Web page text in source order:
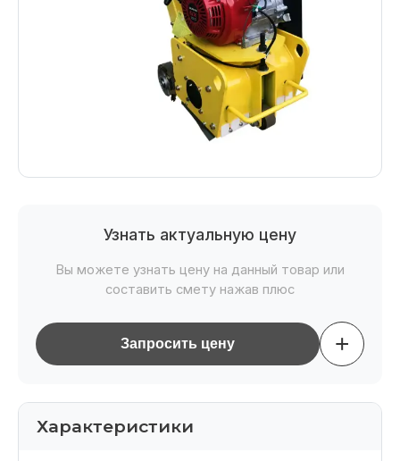
Узнать актуальную цену
Вы можете узнать цену на данный товар или
составить смету нажав плюс
Запросить цену +
Характеристики